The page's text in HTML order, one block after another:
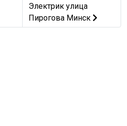
улица Рабкоровская Минск
Следующий: Электрик
Электрик улица
Пирогова Минск